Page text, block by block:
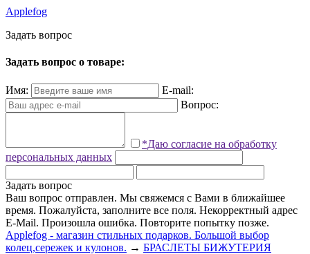
Applefog
Задать вопрос
Задать вопрос о товаре:
Имя:
E-mail:
Вопрос:
*Даю согласие на обработку
персональных данных
Задать вопрос
Ваш вопрос отправлен. Мы свяжемся с Вами в ближайшее
время. Пожалуйста, заполните все поля. Некорректный адрес
E-Mail. Произошла ошибка. Повторите попытку позже.
Applefog - магазин стильных подарков. Большой выбор
колец,сережек и кулонов. → БРАСЛЕТЫ БИЖУТЕРИЯ